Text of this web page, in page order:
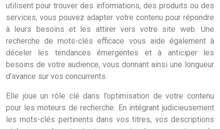
utilisent pour trouver des informations, des produits ou des
services, vous pouvez adapter votre contenu pour répondre
à leurs besoins et les attirer vers votre site web. Une
recherche de mots-clés efficace vous aide également à
déceler les tendances émergentes et à anticiper les
besoins de votre audience, vous donnant ainsi une longueur
d’avance sur vos concurrents.
Elle joue un rôle clé dans l’optimisation de votre contenu
pour les moteurs de recherche. En intégrant judicieusement
les mots-clés pertinents dans vos titres, vos descriptions